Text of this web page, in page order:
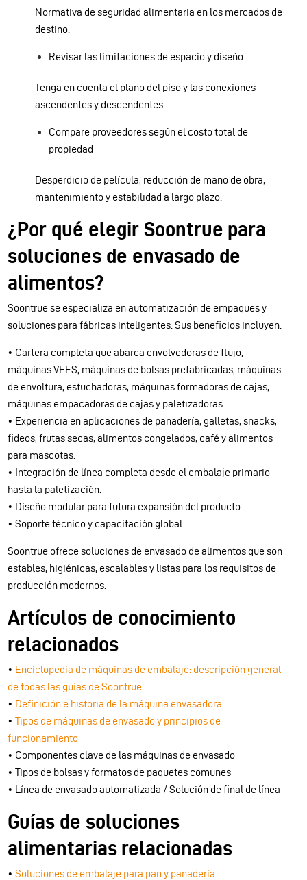
Normativa de seguridad alimentaria en los mercados de
destino.
Revisar las limitaciones de espacio y diseño
Tenga en cuenta el plano del piso y las conexiones
ascendentes y descendentes.
Compare proveedores según el costo total de
propiedad
Desperdicio de película, reducción de mano de obra,
mantenimiento y estabilidad a largo plazo.
¿Por qué elegir Soontrue para
soluciones de envasado de
alimentos?
Soontrue se especializa en automatización de empaques y
soluciones para fábricas inteligentes. Sus beneficios incluyen:
• Cartera completa que abarca envolvedoras de flujo,
máquinas VFFS, máquinas de bolsas prefabricadas, máquinas
de envoltura, estuchadoras, máquinas formadoras de cajas,
máquinas empacadoras de cajas y paletizadoras.
• Experiencia en aplicaciones de panadería, galletas, snacks,
fideos, frutas secas, alimentos congelados, café y alimentos
para mascotas.
• Integración de línea completa desde el embalaje primario
hasta la paletización.
• Diseño modular para futura expansión del producto.
• Soporte técnico y capacitación global.
Soontrue ofrece soluciones de envasado de alimentos que son
estables, higiénicas, escalables y listas para los requisitos de
producción modernos.
Artículos de conocimiento
relacionados
• Enciclopedia de máquinas de embalaje: descripción general
de todas las guías de Soontrue
• Definición e historia de la máquina envasadora
•Tipos de máquinas de envasado y principios de
funcionamiento
• Componentes clave de las máquinas de envasado
• Tipos de bolsas y formatos de paquetes comunes
• Línea de envasado automatizada / Solución de final de línea
Guías de soluciones
alimentarias relacionadas
•Soluciones de embalaje para pan y panadería